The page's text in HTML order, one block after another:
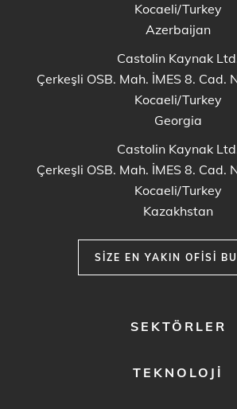
Kocaeli/Turkey
Azerbaijan
Castolin Kaynak
Çerkeşli OSB. Mah. İMES 8. Cad.
Kocaeli/Turkey
Georgia
Castolin Kaynak
Çerkeşli OSB. Mah. İMES 8. Cad.
Kocaeli/Turkey
Kazakhstan
SIZE EN YAKIN OFISI
SEKTÖRLER
TEKNOLOJI